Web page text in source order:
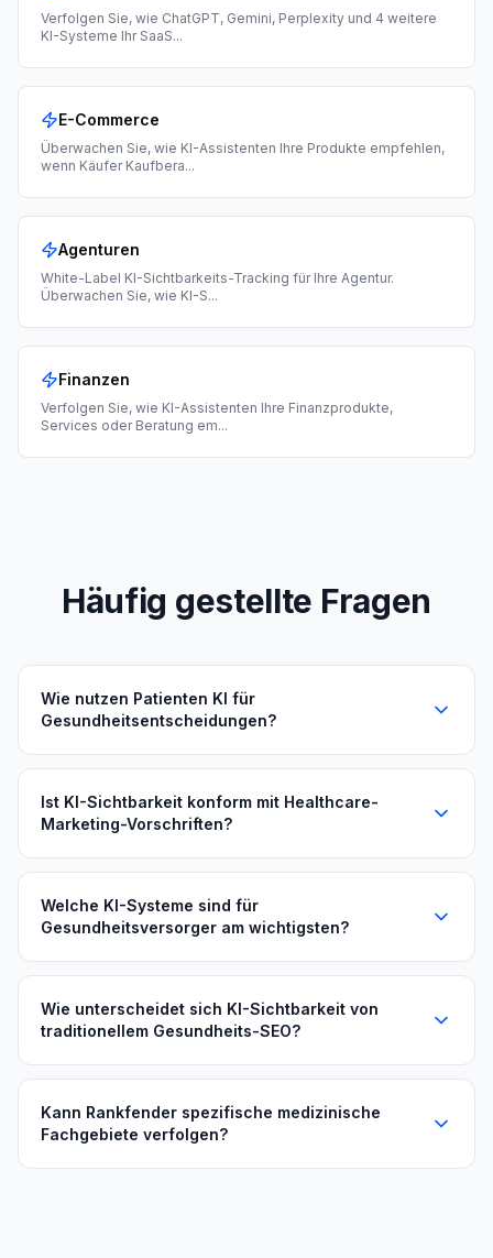
Verfolgen Sie, wie ChatGPT, Gemini, Perplexity und 4 weitere
KI-Systeme Ihr SaaS...
E-Commerce
Überwachen Sie, wie KI-Assistenten Ihre Produkte empfehlen,
wenn Käufer Kaufbera...
Agenturen
White-Label KI-Sichtbarkeits-Tracking für Ihre Agentur.
Überwachen Sie, wie KI-S...
Finanzen
Verfolgen Sie, wie KI-Assistenten Ihre Finanzprodukte,
Services oder Beratung em...
Häufig gestellte Fragen
Wie nutzen Patienten KI für
Gesundheitsentscheidungen?
Ist KI-Sichtbarkeit konform mit Healthcare-
Marketing-Vorschriften?
Welche KI-Systeme sind für
Gesundheitsversorger am wichtigsten?
Wie unterscheidet sich KI-Sichtbarkeit von
traditionellem Gesundheits-SEO?
Kann Rankfender spezifische medizinische
Fachgebiete verfolgen?